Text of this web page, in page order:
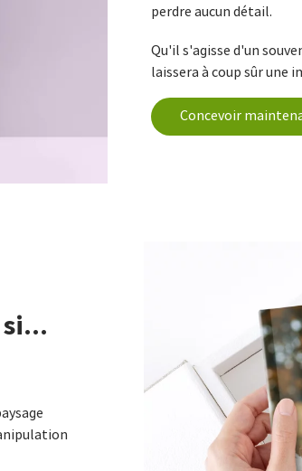
perdre aucun détail.
Qu'il s'agisse d'un
laissera à coup sûr une
Concevoir